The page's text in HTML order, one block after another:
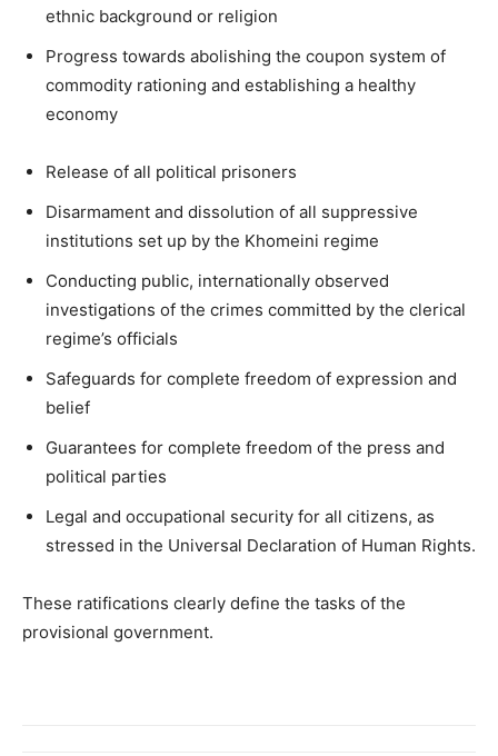
ethnic background or religion
Progress towards abolishing the coupon system of
commodity rationing and establishing a healthy
economy
Release of all political prisoners
Disarmament and dissolution of all suppressive
institutions set up by the Khomeini regime
Conducting public, internationally observed
investigations of the crimes committed by the clerical
regime’s officials
Safeguards for complete freedom of expression and
belief
Guarantees for complete freedom of the press and
political parties
Legal and occupational security for all citizens, as
stressed in the Universal Declaration of Human Rights.
These ratifications clearly define the tasks of the
provisional government.